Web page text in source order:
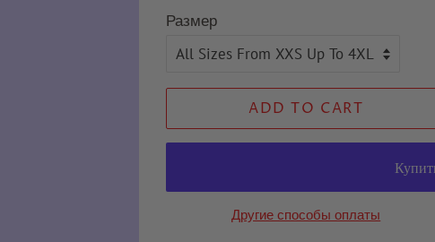
Размер
ADD TO CART
Другие способы оплаты